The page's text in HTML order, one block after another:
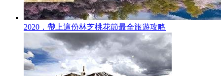
2020，帶上這份林芝桃花節最全旅遊攻略